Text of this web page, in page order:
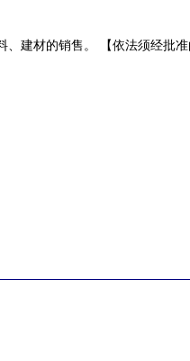
、建材的销售。 【依法须经批